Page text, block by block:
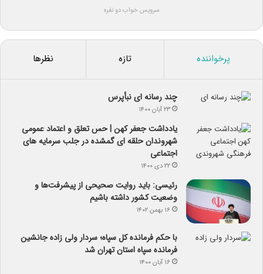
سرویس خواب دو نفره
پرخواننده تازه نظرها
چند رسانه ای نبأپرس
۲۳ آبان ۱۴۰۰
یادداشت جعفر کهن | حس تعلق و اعتماد عمومی
شهروندان حلقه ای گمشده در جلب سرمایه های
اجتماعی
۲۲ دی ۱۴۰۰
رئیسی: باید روایت صحیحی از پیشرفت‌ها و
وضعیت کشور داشته باشیم
۱۶ بهمن ۱۴۰۲
با حکم فرمانده کل سپاه؛ سردار ولی زاده جانشین
فرمانده سپاه استان تهران شد
۱۶ آبان ۱۴۰۰